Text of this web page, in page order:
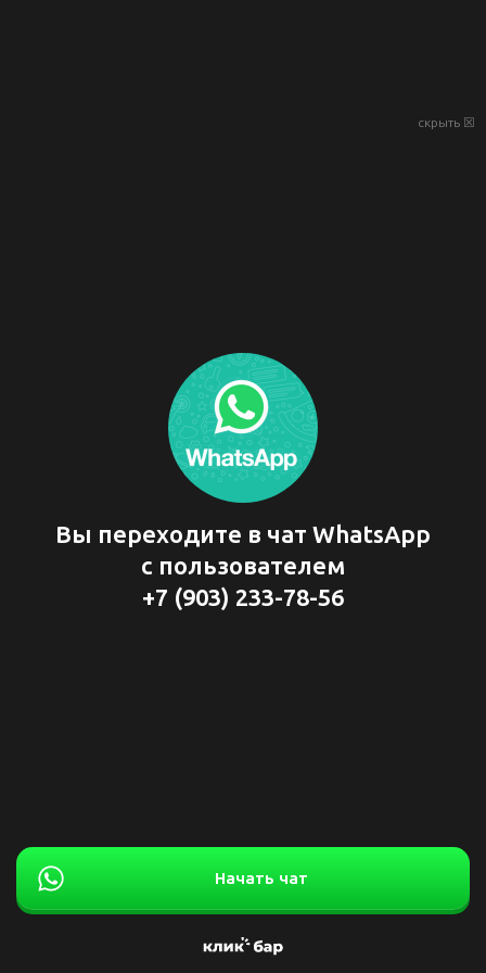
скрыть ☒
Вы переходите в чат WhatsApp
с пользователем
+7 (903) 233-78-56
Начать чат